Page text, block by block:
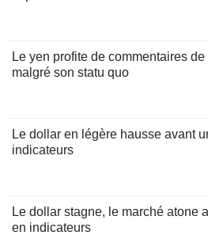
Le yen profite de commentaires
malgré son statu quo
Le dollar en légère hausse avant
indicateurs
Le dollar stagne, le marché atone
en indicateurs